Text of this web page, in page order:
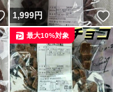
いいね！
1,999円
最大10%対象